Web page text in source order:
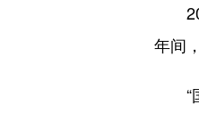
年间
“国